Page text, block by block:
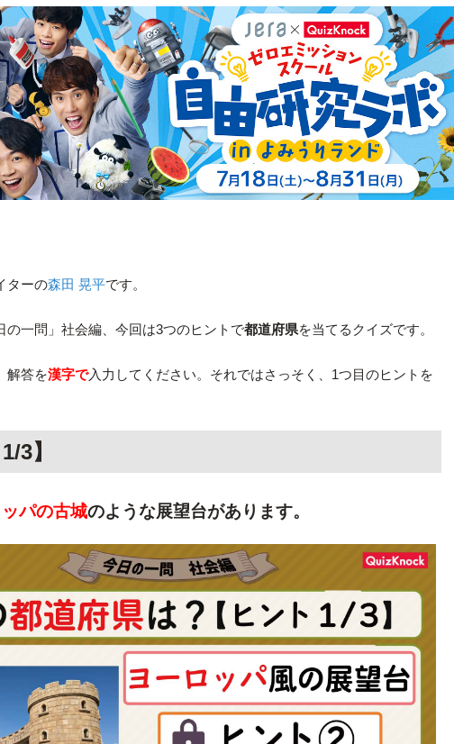
ターの森田 晃平です。
の一問」社会編、今回は3つのヒントで都道府県を当てるクイズです。
解答を漢字で入力してください。それではさっそく、1つ目のヒントを
3】
パの古城のような展望台があります。